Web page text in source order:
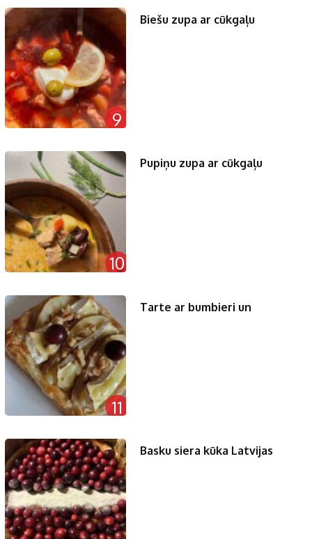
9
Biešu zupa ar cūkgaļu
10
Pupiņu zupa ar cūkgaļu
11
Tarte ar bumbieri un
Basku siera kūka Latvijas